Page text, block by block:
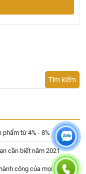
Tìm kiếm
phẩm từ 4% - 8%
cần biết năm 2021
công của mọi